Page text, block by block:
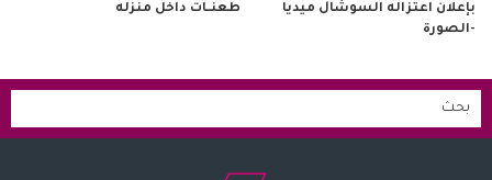
بإعلان اعتزاله السوشال ميديا
-الصورة
طعنــات داخل منزله